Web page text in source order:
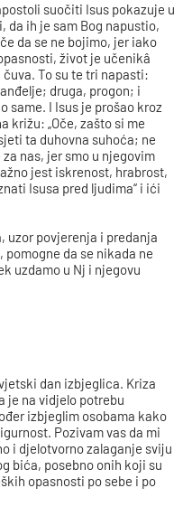
suočiti Isus pokazuje u
ih je sam Bog napustio,
da se ne bojimo, jer iako
život je učenikâ
To su te tri napasti:
druga, progon; i
same. I Isus je prošao kroz
križu: „Oče, zašto si me
ta duhovna suhoća; ne
nas, jer smo u njegovim
jest iskrenost, hrabrost,
Isusa pred ljudima“ i ići
uzor povjerenja i predanja
da se nikada ne
uzdamo u Nj i njegovu
dan izbjeglica. Kriza
je na vidjelo potrebu
izbjeglim osobama kako
Pozivam vas da mi
i djelotvorno zalaganje sviju
bića, posebno onih koji su
opasnosti po sebe i po